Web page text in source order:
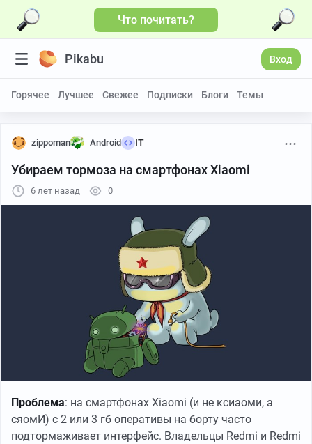
Что почитать?
Pikabu Вход
Горячее Лучшее Свежее Подписки Блоги Темы
zippoman Android IT
Убираем тормоза на смартфонах Xiaomi
6 лет назад 0
Проблема: на смартфонах Xiaomi (и не ксиаоми, а
сяомИ) с 2 или 3 гб оперативы на борту часто
подтормаживает интерфейс. Владельцы Redmi и Redmi